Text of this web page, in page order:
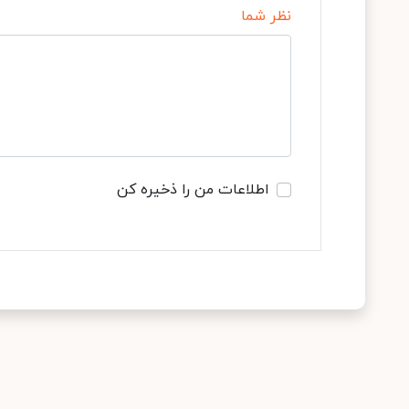
نظر شما
اطلاعات من را ذخیره کن